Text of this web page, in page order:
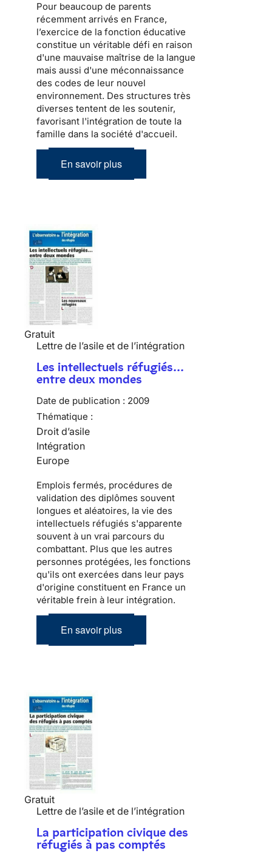
Pour beaucoup de parents
récemment arrivés en France,
l’exercice de la fonction éducative
constitue un véritable défi en raison
d'une mauvaise maîtrise de la langue
mais aussi d'une méconnaissance
des codes de leur nouvel
environnement. Des structures très
diverses tentent de les soutenir,
favorisant l'intégration de toute la
famille dans la société d'accueil.
En savoir plus
Gratuit
Lettre de l’asile et de l’intégration
Les intellectuels réfugiés…
entre deux mondes
Date de publication : 2009
Thématique :
Droit d’asile
Intégration
Europe
Emplois fermés, procédures de
validation des diplômes souvent
longues et aléatoires, la vie des
intellectuels réfugiés s'apparente
souvent à un vrai parcours du
combattant. Plus que les autres
personnes protégées, les fonctions
qu'ils ont exercées dans leur pays
d'origine constituent en France un
véritable frein à leur intégration.
En savoir plus
Gratuit
Lettre de l’asile et de l’intégration
La participation civique des
réfugiés à pas comptés